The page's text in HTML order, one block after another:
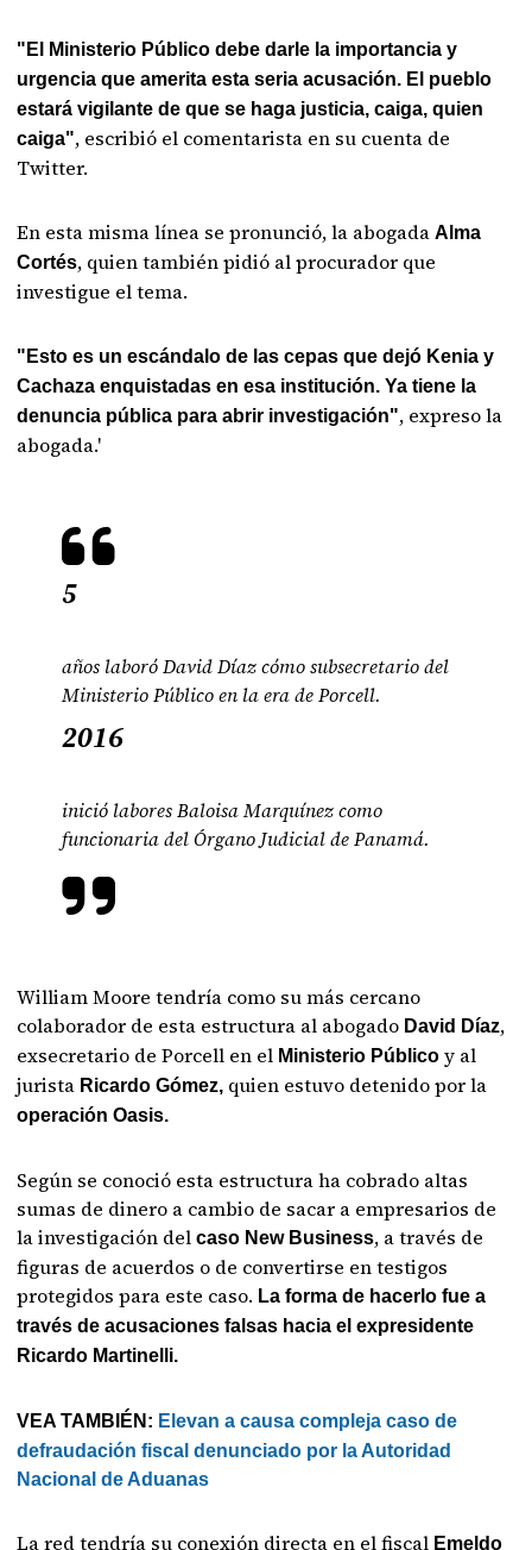
"El Ministerio Público debe darle la importancia y
urgencia que amerita esta seria acusación. El pueblo
estará vigilante de que se haga justicia, caiga, quien
caiga", escribió el comentarista en su cuenta de
Twitter.
En esta misma línea se pronunció, la abogadaAlma
Cortés, quien también pidió al procurador que
investigue el tema.
"Esto es un escándalo de las cepas que dejó Kenia y
Cachaza enquistadas en esa institución. Ya tiene la
denuncia pública para abrir investigación", expreso la
abogada.'
5
años laboró David Díaz cómo subsecretario del
Ministerio Público en la era de Porcell.
2016
inició labores Baloisa Marquínez como
funcionaria del Órgano Judicial de Panamá.
William Moore tendría como su más cercano
colaborador de esta estructura al abogado David Díaz,
exsecretario de Porcell en el Ministerio Públicoy al
jurista Ricardo Gómez, quien estuvo detenido por la
operación Oasis.
Según se conoció esta estructura ha cobrado altas
sumas de dinero a cambio de sacar a empresarios de
la investigación delcaso New Business, a través de
figuras de acuerdos o de convertirse en testigos
protegidos para este caso. La forma de hacerlo fue a
través de acusaciones falsas hacia el expresidente
Ricardo Martinelli.
VEA TAMBIÉN: Elevan a causa compleja caso de
defraudación fiscal denunciado por la Autoridad
Nacional de Aduanas
La red tendría su conexión directa en el fiscal Emeldo